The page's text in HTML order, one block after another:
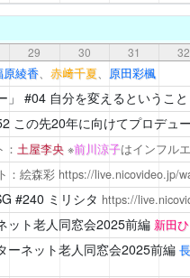
29 30 31 32
原綾香、 赤﨑千夏、 原田彩楓
#04 自分を変えるということ
この先20年に向けてプロデュ
土屋李央※前川涼子はインフル
：絵森彩 https://live.nicovideo.jp/
#240 ミリシタ https://
ット老人同窓会2025前編 新田
ーネット老人同窓会2025前編